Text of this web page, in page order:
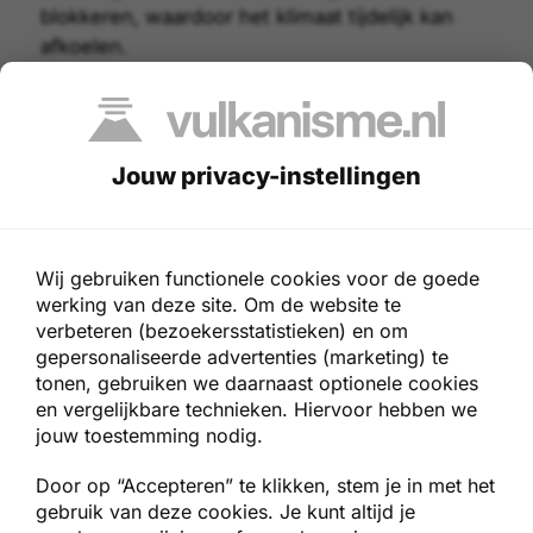
blokkeren, waardoor het klimaat tijdelijk kan
afkoelen.
Vulkaanas en vliegverkeer
Vulkanische as is gevaarlijk voor vliegtuigen.
vulkaanas ervoor dat de ruiten van de cockpit
gezandstraald worden. Gezandstraald glas kan
het zicht van de piloten dusdanig belemmeren
dat zij het vliegtuig niet meer op een veilige
manier kunnen besturen.
Vulkanische as is ook erg schadelijk voor
vliegtuigmotoren. De vulkaanas kan de
roterende (=bewegende) delen in een motor
Jouw privacy-instellingen
Wij gebruiken functionele cookies voor de goede
werking van deze site. Om de website te
verbeteren (bezoekersstatistieken) en om
gepersonaliseerde advertenties (marketing) te
tonen, gebruiken we daarnaast optionele cookies
en vergelijkbare technieken. Hiervoor hebben we
jouw toestemming nodig.
Door op “Accepteren” te klikken, stem je in met het
gebruik van deze cookies. Je kunt altijd je